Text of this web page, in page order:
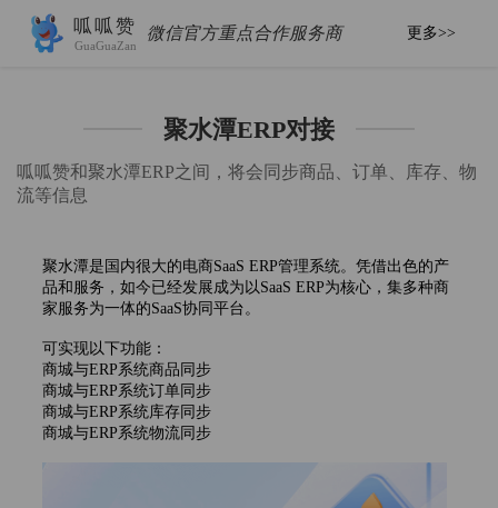
呱呱赞
GuaGuaZan
微信官方重点合作服务商 更多>>
聚水潭ERP对接
呱呱赞和聚水潭ERP之间，将会同步商品、订单、库存、物
流等信息
聚水潭是国内很大的电商SaaS ERP管理系统。凭借出色的产
品和服务，如今已经发展成为以SaaS ERP为核心，集多种商
家服务为一体的SaaS协同平台。
可实现以下功能：
商城与ERP系统商品同步
商城与ERP系统订单同步
商城与ERP系统库存同步
商城与ERP系统物流同步